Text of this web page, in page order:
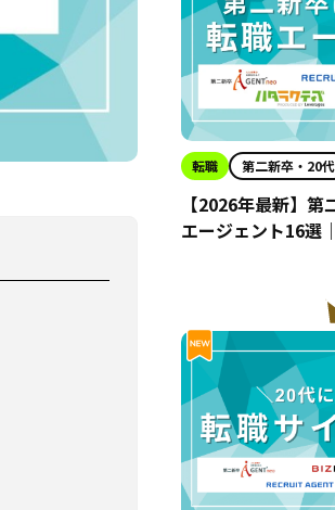
転職 第二新卒・20代
【2026年最新】
エージェント16選
らわかるおすすめ